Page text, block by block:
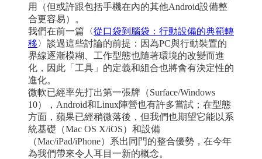
用（但或許跟包括手機在內的其他Android設備整
合更容易）。
我們在前一篇〈從口袋到腦袋：行動設備的典範轉
移〉談過這些討論的前提：因為PC與行動裝置的
界線逐漸模糊、工作型態也隨著環境的改變而進
化，因此「工具」的定義和組合也將會有決定性的
進化。
微軟已經率先打出第一張牌（Surface/Windows
10），Android和Linux陣營也有許多嘗試；在型態
方面，蘋果已經稍微落後，但我們也期望它能以系
統基礎（Mac OS X/iOS）和設備
（Mac/iPad/iPhone）系出同門的整合優勢，在今年
為我們帶來令人耳目一新的概念。